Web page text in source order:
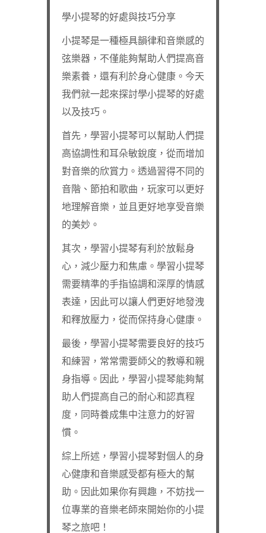
學小提琴的好處與技巧分享
小提琴是一種極具韻律和音樂感的
弦樂器，不僅能夠幫助人們提高音
樂素養，還有利於身心健康。今天
我們就一起來探討學小提琴的好處
以及技巧。
首先，學習小提琴可以幫助人們提
高協調性和耳朵敏銳度，從而增加
對音樂的欣賞力。透過習得不同的
音階、節拍和歌曲，玩家可以更好
地理解音樂，並且更好地享受音樂
的美妙。
其次，學習小提琴有利於放鬆身
心，減少壓力和焦慮。學習小提琴
需要精準的手指協調和深厚的情感
表達，因此可以讓人們更好地發洩
和釋放壓力，從而保持身心健康。
最後，學習小提琴需要良好的技巧
和練習，常常需要師父的教導和親
身指導。因此，學習小提琴能夠幫
助人們提高自己的耐心和認真程
度，同時養成集中注意力的好習
慣。
綜上所述，學習小提琴對個人的身
心健康和音樂感受都有極大的幫
助。因此如果你有興趣，不妨找一
位專業的音樂老師來開始你的小提
琴之旅吧！